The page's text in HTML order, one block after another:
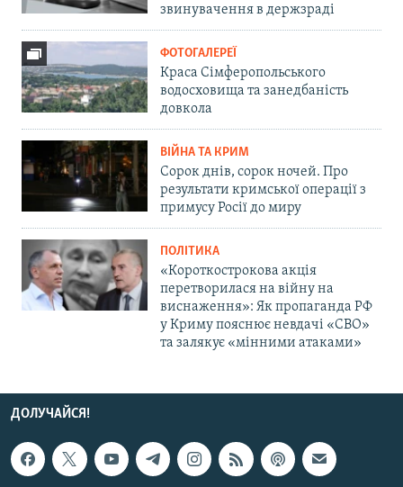
звинувачення в держзраді
ФОТОГАЛЕРЕЇ
Краса Сімферопольського
водосховища та занедбаність
довкола
ВІЙНА ТА КРИМ
Сорок днів, сорок ночей. Про
результати кримської операції з
примусу Росії до миру
ПОЛІТИКА
«Короткострокова акція
перетворилася на війну на
виснаження»: Як пропаганда РФ
у Криму пояснює невдачі «СВО»
та залякує «мінними атаками»
ДОЛУЧАЙСЯ!